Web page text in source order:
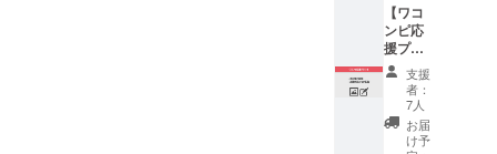
【ワコ
ンピ応
援プラ
ン①】
ワコン
ピ3の特
別画像
のPC用
支援
者：
7人
お届
け予